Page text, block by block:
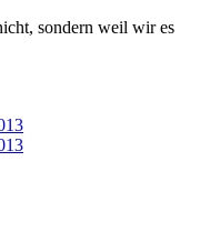
sondern weil wir es